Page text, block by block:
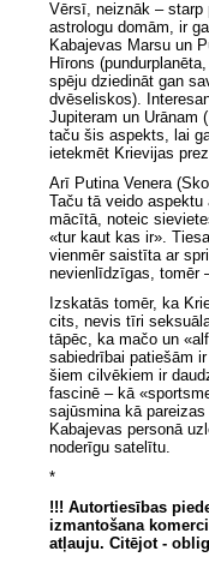
Vērsī, neiznāk – starp
astrologu domām, ir
Kabajevas Marsu un
Hīrons
spēju dziedināt gan
dvēseliskos).
Jupiteram un Urānam
taču šis aspekts, lai
ietekmēt Krievijas
Arī Putina Venera
Taču tā veido aspektu
mācītā, noteic
«tur kaut kas ir».
vienmēr saistīta ar
nevienlīdzīgas, tomēr
Izskatās tomēr, ka
cits, nevis tīri
tāpēc, ka mačo un
sabiedrībai patiešām
šiem cilvēkiem ir
fascinē – kā
sajūsmina kā
Kabajevas personā
noderīgu satelītu.
*
!!! Autortiesības
izmantošana
atļauju. Citējot -